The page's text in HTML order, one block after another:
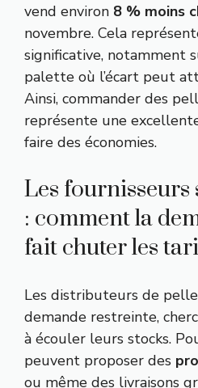
vend environ 8 % moins
novembre. Cela
significative, notamment
palette où l’écart peut
Ainsi, commander des
représente une
faire des économies.
Les fournisseurs
: comment la
fait chuter les
Les distributeurs de
demande restreinte,
à écouler leurs stocks.
peuvent proposer des
ou même des livraisons